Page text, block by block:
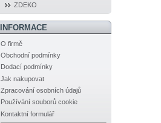
ZDEKO
INFORMACE
O firmě
Obchodní podmínky
Dodací podmínky
Jak nakupovat
Zpracování osobních údajů
Používání souborů cookie
Kontaktní formulář